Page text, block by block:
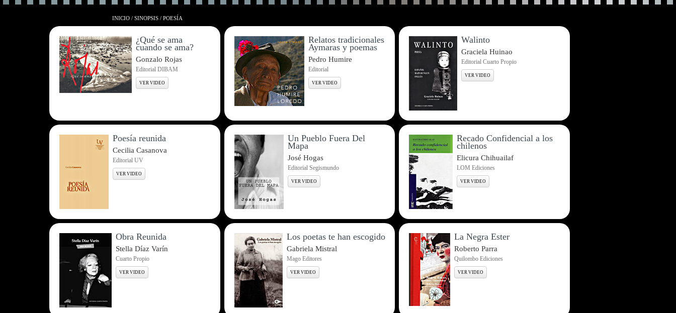
INICIO/ SINOPSIS/ POESÍA
¿Qué se ama
cuando se ama?
Gonzalo Rojas
Editorial DIBAM
VER VIDEO
Relatos tradicionales
Aymaras y poemas
Pedro Humire
Editorial
VER VIDEO
Walinto
Graciela Huinao
Editorial Cuarto Propio
VER VIDEO
Poesía reunida
Cecilia Casanova
Editorial UV
VER VIDEO
Un Pueblo Fuera Del
Mapa
José Hogas
Editorial Segismundo
VER VIDEO
Recado Confidencial a los
chilenos
Elicura Chihuailaf
LOM Ediciones
VER VIDEO
Obra Reunida
Stella Díaz Varín
Cuarto Propio
VER VIDEO
Los poetas te han escogido
Gabriela Mistral
Mago Editores
VER VIDEO
La Negra Ester
Roberto Parra
Quilombo Ediciones
VER VIDEO